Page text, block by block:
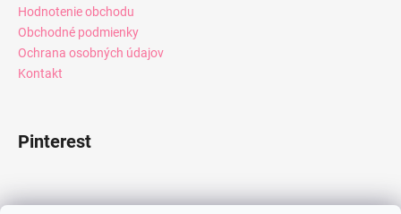
Hodnotenie obchodu
Obchodné podmienky
Ochrana osobných údajov
Kontakt
Pinterest